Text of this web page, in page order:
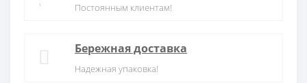
Постоянным клиентам!
Бережная доставка
Надежная упаковка!